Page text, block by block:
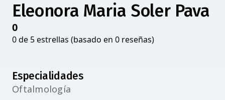
Eleonora Maria Soler Pava
0
0 de 5 estrellas (basado en 0 reseñas)
Especialidades
Oftalmología